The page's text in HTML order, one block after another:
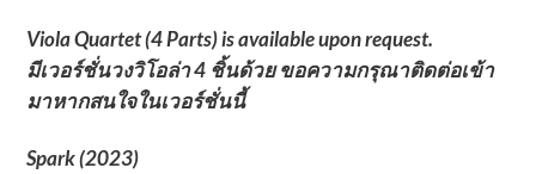
Viola Quartet (4 Parts) is available upon request.
มีเวอร์ชั่นวงวิโอล่า 4 ชิ้นด้วย ขอความกรุณาติดต่อเข้า
มาหากสนใจในเวอร์ชั่นนี้
Spark (2023)